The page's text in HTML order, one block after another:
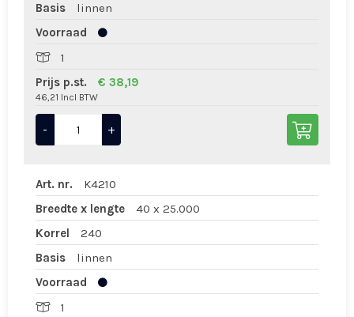
Basis
linnen
Voorraad
1
Prijs p.st.
€ 38,19
46,21 Incl BTW
- +
Art. nr.
K4210
Breedte x lengte
40 x 25.000
Korrel
240
Basis
linnen
Voorraad
1